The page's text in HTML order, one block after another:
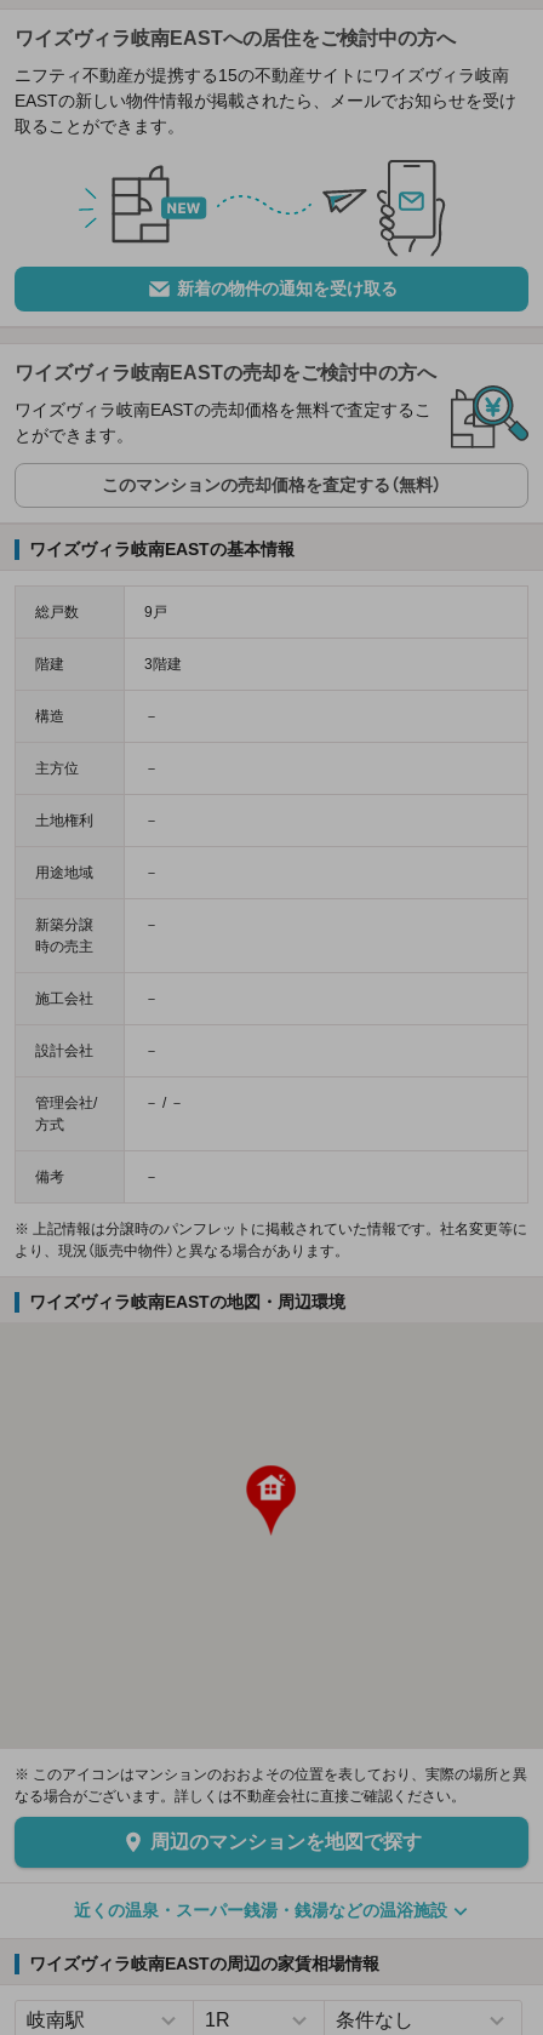
ワイズヴィラ岐南EASTへの居住をご検討中の方へ
ニフティ不動産が提携する15の不動産サイトにワイズヴィラ岐南
EASTの新しい物件情報が掲載されたら、メールでお知らせを受け
取ることができます。
新着の物件の通知を受け取る
ワイズヴィラ岐南EASTの売却をご検討中の方へ
ワイズヴィラ岐南EASTの売却価格を無料で査定するこ
とができます。
このマンションの売却価格を査定する（無料）
ワイズヴィラ岐南EASTの基本情報
総戸数 9戸
階建 3階建
構造 －
主方位 －
土地権利 －
用途地域 －
新築分譲
時の売主
－
施工会社 －
設計会社 －
管理会社/
方式
－ / －
備考 －
※ 上記情報は分譲時のパンフレットに掲載されていた情報です。社名変更等に
より、現況（販売中物件）と異なる場合があります。
ワイズヴィラ岐南EASTの地図・周辺環境
※ このアイコンはマンションのおおよその位置を表しており、実際の場所と異
なる場合がございます。詳しくは不動産会社に直接ご確認ください。
周辺のマンションを地図で探す
近くの温泉・スーパー銭湯・銭湯などの温浴施設
ワイズヴィラ岐南EASTの周辺の家賃相場情報